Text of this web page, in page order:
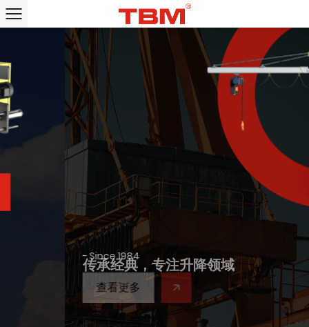
- Since 1984
传承经典，专注升降领域